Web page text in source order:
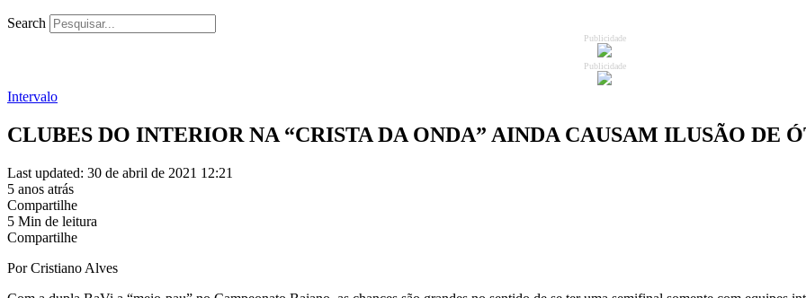
Search
Publicidade
Publicidade
Intervalo
CLUBES DO INTERIOR NA “CRISTA DA ONDA” AINDA CAUSAM ILUSÃO DE
Last updated: 30 de abril de 2021 12:21
5 anos atrás
Compartilhe
5 Min de leitura
Compartilhe
Por Cristiano Alves